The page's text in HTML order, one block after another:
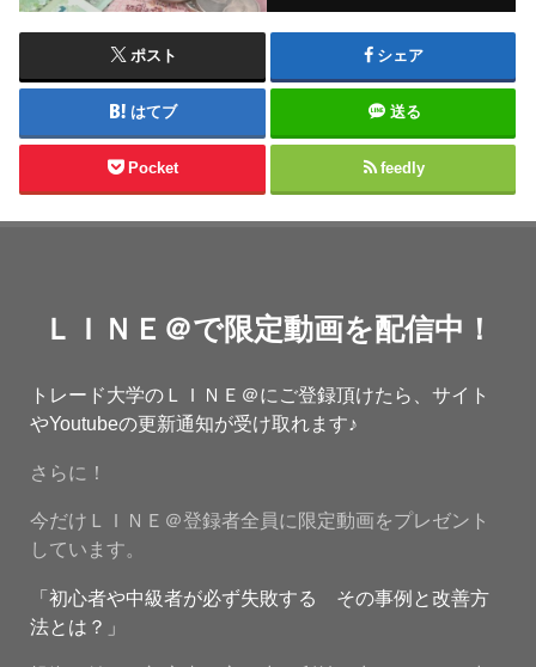
ポスト シェア
はてブ 送る
Pocket feedly
ＬＩＮＥ＠で限定動画を配信中！
トレード大学のＬＩＮＥ＠にご登録頂けたら、サイト
やYoutubeの更新通知が受け取れます♪
さらに！
今だけＬＩＮＥ＠登録者全員に限定動画をプレゼント
しています。
「初心者や中級者が必ず失敗する その事例と改善方
法とは？」